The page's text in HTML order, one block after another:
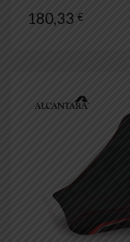
180,33 €